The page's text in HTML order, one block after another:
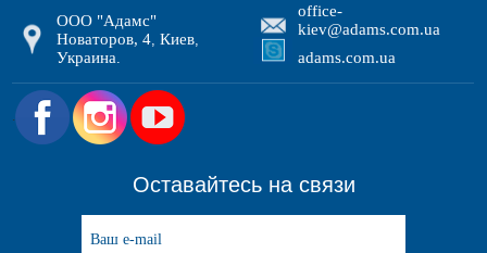
ООО "Адамс"
Новаторов, 4 ,Киев
Украина
office-
kiev@adams.com.ua
adams.com.ua
.
Оставайтесь на связи